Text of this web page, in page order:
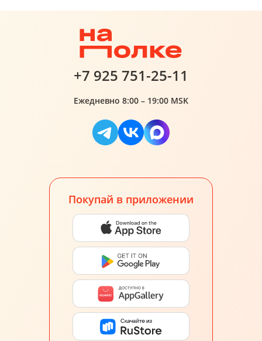
+7 925 751-25-11
Ежедневно 8:00 – 19:00 MSK
Покупай в приложении